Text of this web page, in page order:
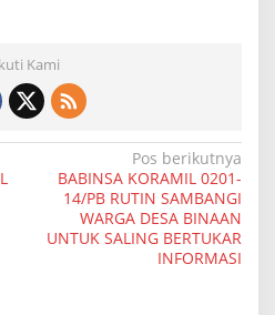
Kami
Pos berikutnya
BABINSA KORAMIL 0201-
14/PB RUTIN SAMBANGI
WARGA DESA BINAAN
UNTUK SALING BERTUKAR
INFORMASI